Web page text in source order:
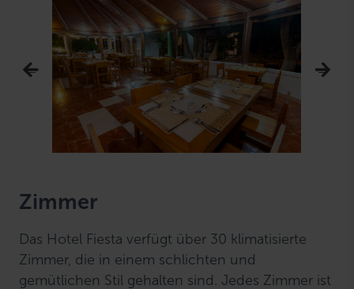
Zimmer
Das Hotel Fiesta verfügt über 30 klimatisierte
Zimmer, die in einem schlichten und
gemütlichen Stil gehalten sind. Jedes Zimmer ist